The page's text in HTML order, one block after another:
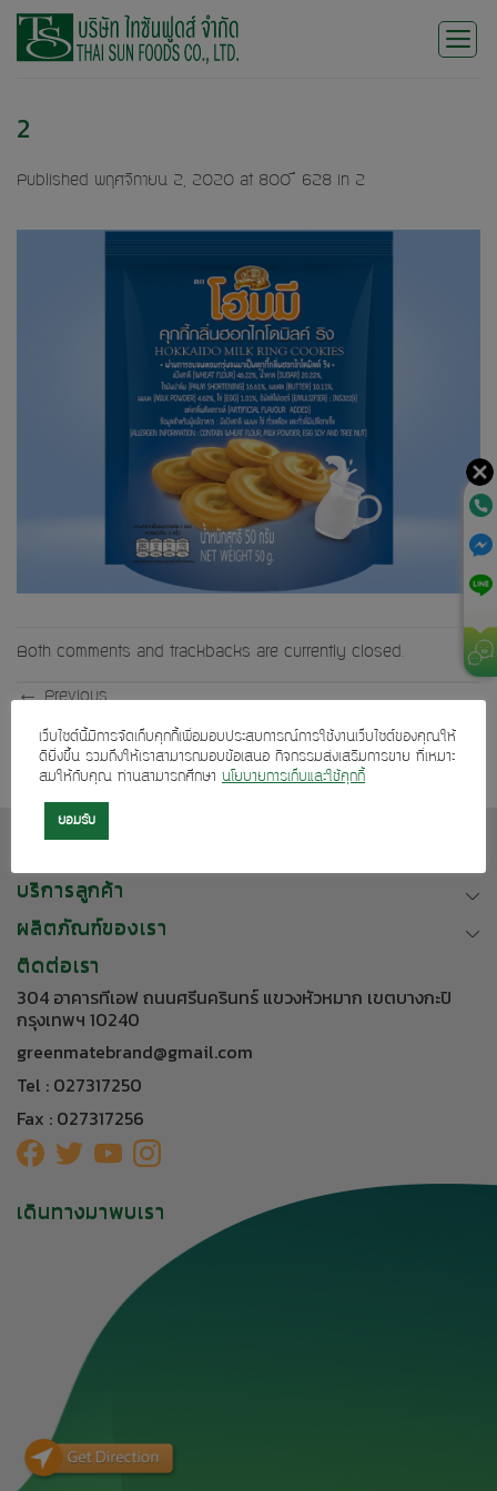
Skip
2
Published พฤศจิกายน 2, 2020 at 800 × 628 in 2
Both comments and trackbacks are currently closed.
←Previous
Next →
บริการลูกค้า
ผลิตภัณฑ์ของเรา
ติดต่อเรา
304 อาคารทีเอฟ ถนนศรีนครินทร์ แขวงหัวหมาก เขตบางกะปิ
กรุงเทพฯ 10240
greenmatebrand@gmail.com
Tel : 027317250
Fax : 027317256
เดินทางมาพบเรา
เว็บไซต์นี้มีการจัดเก็บคุกกี้เพื่อมอบประสบการณ์การใช้งานเว็บไซต์ของคุณให้
ดียิ่งขึ้น รวมถึงให้เราสามารถมอบข้อเสนอ กิจกรรมส่งเสริมการขาย ที่เหมาะ
สมให้กับคุณ ท่านสามารถศึกษา นโยบายการเก็บและใช้คุกกี้
ยอมรับ